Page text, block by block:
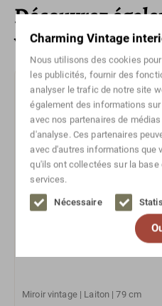
Charming Vintage
Nous utilisons des cookies
les publicités, fournir des
analyser le trafic de notre site
également des informations
avec nos partenaires de
d'analyse. Ces partenaires
avec d'autres informations que
qu'ils ont collectées sur la
services.
Nécessaire
Découvrez
vintage uniques
Vendu
Miroir vintage | Laiton | 79 cm